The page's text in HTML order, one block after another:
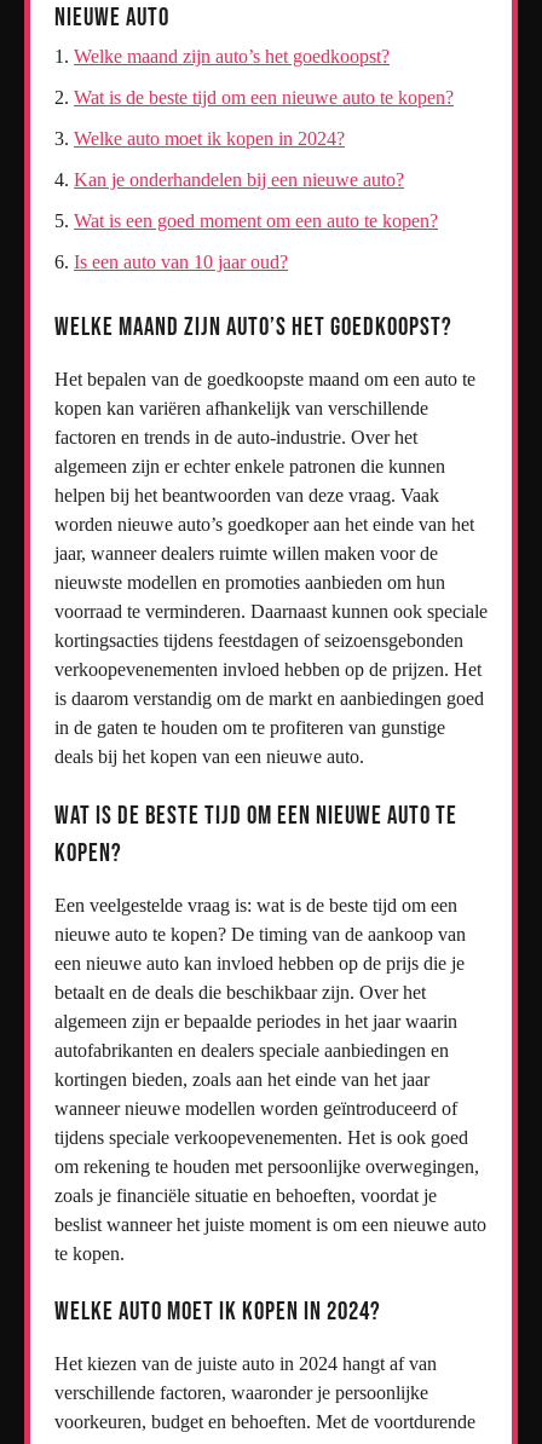
Nieuwe Auto
Welke maand zijn auto’s het goedkoopst?
Wat is de beste tijd om een nieuwe auto te kopen?
Welke auto moet ik kopen in 2024?
Kan je onderhandelen bij een nieuwe auto?
Wat is een goed moment om een auto te kopen?
Is een auto van 10 jaar oud?
Welke maand zijn auto’s het goedkoopst?
Het bepalen van de goedkoopste maand om een auto te
kopen kan variëren afhankelijk van verschillende
factoren en trends in de auto-industrie. Over het
algemeen zijn er echter enkele patronen die kunnen
helpen bij het beantwoorden van deze vraag. Vaak
worden nieuwe auto’s goedkoper aan het einde van het
jaar, wanneer dealers ruimte willen maken voor de
nieuwste modellen en promoties aanbieden om hun
voorraad te verminderen. Daarnaast kunnen ook speciale
kortingsacties tijdens feestdagen of seizoensgebonden
verkoopevenementen invloed hebben op de prijzen. Het
is daarom verstandig om de markt en aanbiedingen goed
in de gaten te houden om te profiteren van gunstige
deals bij het kopen van een nieuwe auto.
Wat is de beste tijd om een nieuwe auto te
kopen?
Een veelgestelde vraag is: wat is de beste tijd om een
nieuwe auto te kopen? De timing van de aankoop van
een nieuwe auto kan invloed hebben op de prijs die je
betaalt en de deals die beschikbaar zijn. Over het
algemeen zijn er bepaalde periodes in het jaar waarin
autofabrikanten en dealers speciale aanbiedingen en
kortingen bieden, zoals aan het einde van het jaar
wanneer nieuwe modellen worden geïntroduceerd of
tijdens speciale verkoopevenementen. Het is ook goed
om rekening te houden met persoonlijke overwegingen,
zoals je financiële situatie en behoeften, voordat je
beslist wanneer het juiste moment is om een nieuwe auto
te kopen.
Welke auto moet ik kopen in 2024?
Het kiezen van de juiste auto in 2024 hangt af van
verschillende factoren, waaronder je persoonlijke
voorkeuren, budget en behoeften. Met de voortdurende